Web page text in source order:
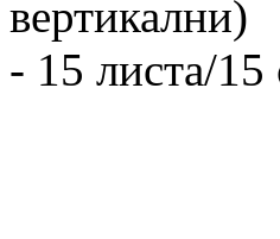
вертикални)
- 15 листа/